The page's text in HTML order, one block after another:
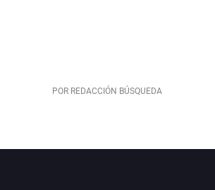
POR REDACCIÓN BÚSQUEDA